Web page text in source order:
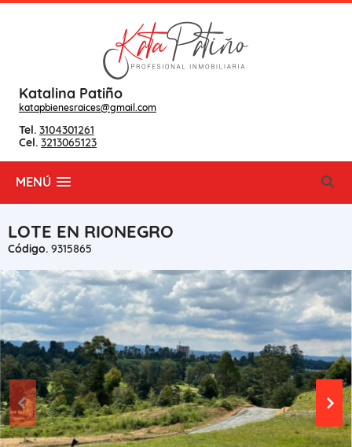
Katalina Patiño
katapbienesraices@gmail.com
Tel. 3104301261
Cel. 3213065123
MENÚ
LOTE EN RIONEGRO
Código. 9315865